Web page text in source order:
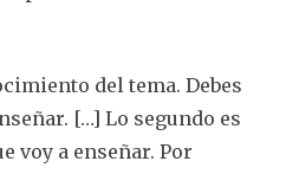
del tema. Debes
[…] Lo segundo es
voy a enseñar. Por